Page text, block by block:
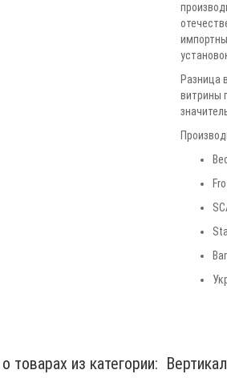
Разница
витрины
товарах из категории: